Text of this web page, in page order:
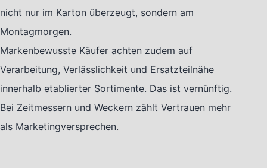
nicht nur im Karton überzeugt, sondern am
Montagmorgen.
Markenbewusste Käufer achten zudem auf
Verarbeitung, Verlässlichkeit und Ersatzteilnähe
innerhalb etablierter Sortimente. Das ist vernünftig.
Bei Zeitmessern und Weckern zählt Vertrauen mehr
als Marketingversprechen.